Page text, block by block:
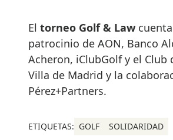
El torneo Golf & Law
patrocinio de AON, Banco
Acheron, iClubGolf y el Club
Villa de Madrid y la
Pérez+Partners.
ETIQUETAS: GOLF SOLIDARIDAD